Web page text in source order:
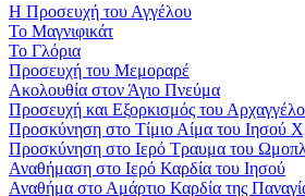
Η Προσευχή του Αγγέλου
Το Μαγνιφικάτ
Το Γλόρια
Προσευχή του Μεμοραρέ
Ακολουθία στον Άγιο Πνεύμα
Προσευχή και Εξορκισμός του
Προσκύνηση στο Τίμιο Αίμα του Ιησού
Προσκύνηση στο Ιερό Τραυμα του
Αναθήμαση στο Ιερό Καρδία του Ιησού
Αναθήμα στο Αμάρτιο Καρδία της